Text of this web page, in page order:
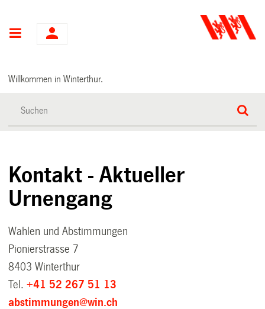
Hauptnavigation
Willkommen in Winterthur.
Kontakt - Aktueller
Urnengang
Wahlen und Abstimmungen
Pionierstrasse 7
8403 Winterthur
Tel.+41 52 267 51 13
abstimmungen@win.ch